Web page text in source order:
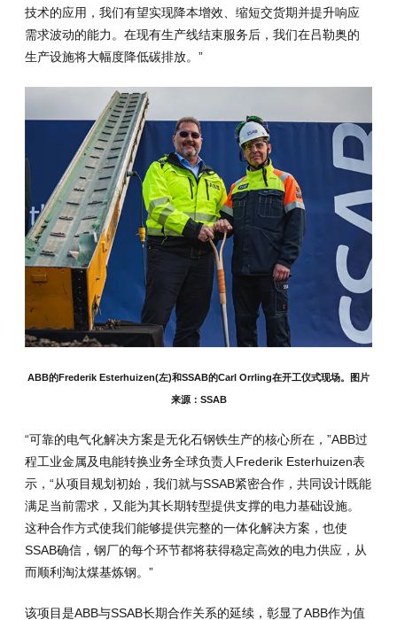
技术的应用，我们有望实现降本增效、缩短交货期并提升响应
需求波动的能力。在现有生产线结束服务后，我们在吕勒奥的
生产设施将大幅度降低碳排放。”
ABB的Frederik Esterhuizen(左)和SSAB的Carl Orrling在开工仪式现场。图片
来源：SSAB
“可靠的电气化解决方案是无化石钢铁生产的核心所在，”ABB过
程工业金属及电能转换业务全球负责人Frederik Esterhuizen表
示，“从项目规划初始，我们就与SSAB紧密合作，共同设计既能
满足当前需求，又能为其长期转型提供支撑的电力基础设施。
这种合作方式使我们能够提供完整的一体化解决方案，也使
SSAB确信，钢厂的每个环节都将获得稳定高效的电力供应，从
而顺利淘汰煤基炼钢。”
该项目是ABB与SSAB长期合作关系的延续，彰显了ABB作为值